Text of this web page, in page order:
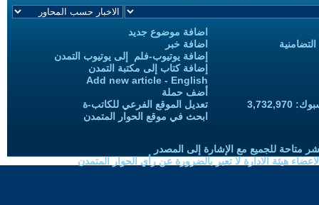
اضافة موضوع جديد
اضافة خبر
إضافة يوتيوب-فلم إلى يوتيوب التمدن
إضافة كتاب إلى مكتبة التمدن
Add new article - English
أضف حملة
تعديل الموقع الفرعي للكاتب-ة
ابحث في موقع الحوار المتمدن
متاحة للجميع مع الإشارة إلى المصدر
هيئة الادارة لا تعبر بالضرورة عن رأي الحوار المتمدن